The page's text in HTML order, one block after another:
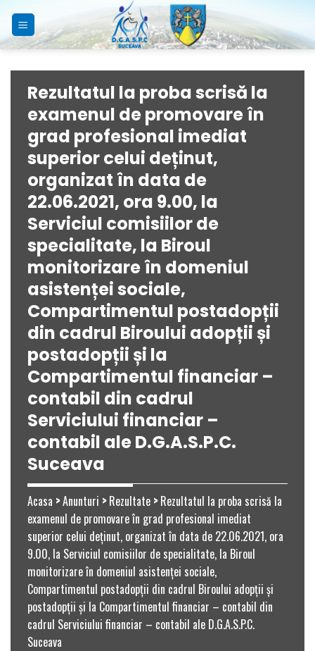
content
Rezultatul la proba scrisă la
examenul de promovare în
grad profesional imediat
superior celui deținut,
organizat în data de
22.06.2021, ora 9.00, la
Serviciul comisiilor de
specialitate, la Biroul
monitorizare în domeniul
asistenței sociale,
Compartimentul postadopții
din cadrul Biroului adopții și
postadopții și la
Compartimentul financiar –
contabil din cadrul
Serviciului financiar –
contabil ale D.G.A.S.P.C.
Suceava
Acasa >Anunturi >Rezultate >Rezultatul la proba scrisă la
examenul de promovare în grad profesional imediat
superior celui deținut, organizat în data de 22.06.2021, ora
9.00, la Serviciul comisiilor de specialitate, la Biroul
monitorizare în domeniul asistenței sociale,
Compartimentul postadopții din cadrul Biroului adopții și
postadopții și la Compartimentul financiar – contabil din
cadrul Serviciului financiar – contabil ale D.G.A.S.P.C.
Suceava